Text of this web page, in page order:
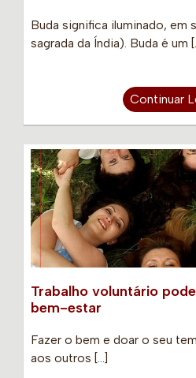
Buda significa iluminado, em
sagrada da Índia). Buda é um
Continuar
Trabalho voluntário
bem-estar
Fazer o bem e doar o seu
aos outros […]